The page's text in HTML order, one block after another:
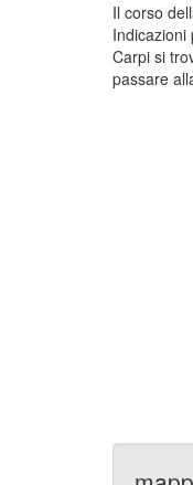
Il corso
Carpi si
passare